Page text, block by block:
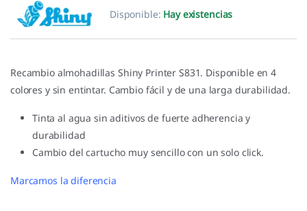
de 5 en
base a
valoracione
Disponible: Hay existencias
Recambio almohadillas Shiny Printer S831. Disponible en 4
colores y sin entintar. Cambio fácil y de una larga durabilidad.
Tinta al agua sin aditivos de fuerte adherencia y
durabilidad
Cambio del cartucho muy sencillo con un solo click.
Marcamos la diferencia